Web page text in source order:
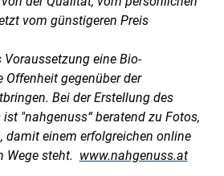
vom günstigeren Preis
eine Bio-
gegenüber der
Bei der Erstellung des
"nahgenuss“ beratend zu Fotos,
damit einem erfolgreichen online
steht. www.nahgenuss.at